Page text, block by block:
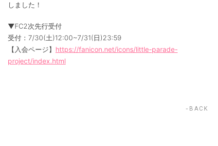
しました！
▼FC2次先行受付
受付：7/30(土)12:00~7/31(日)23:59
【入会ページ】 https://fanicon.net/icons/little-parade-
project/index.html
BACK